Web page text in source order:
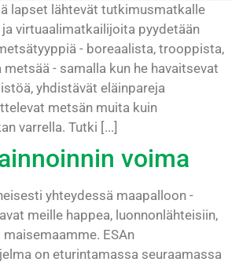
lapset lähtevät tutkimusmatkalle
virtuaalimatkailijoita pyydetään
- boreaalista, trooppista,
metsää - samalla kun he havaitsevat
yhdistävät eläinpareja
metsän muita kuin
varrella. Tutki [...]
voima
yhteydessä maapalloon -
meille happea, luonnonlähteisiin,
ESAn
on eturintamassa seuraamassa